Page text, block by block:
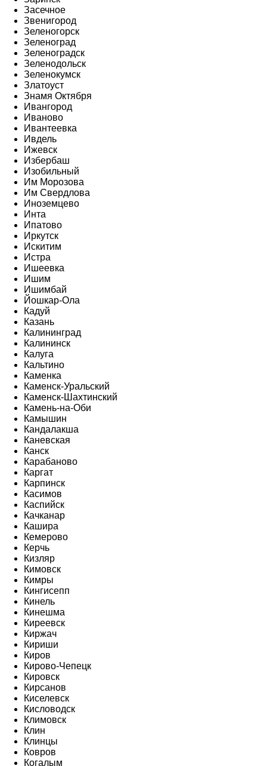
Засечное
Звенигород
Зеленогорск
Зеленоград
Зеленоградск
Зеленодольск
Зеленокумск
Златоуст
Знамя Октября
Ивангород
Иваново
Ивантеевка
Ивдель
Ижевск
Избербаш
Изобильный
Им Морозова
Им Свердлова
Иноземцево
Инта
Ипатово
Иркутск
Искитим
Истра
Ишеевка
Ишим
Ишимбай
Йошкар-Ола
Кадуй
Казань
Калининград
Калининск
Калуга
Кальтино
Каменка
Каменск-Уральский
Каменск-Шахтинский
Камень-на-Оби
Камышин
Кандалакша
Каневская
Канск
Карабаново
Каргат
Карпинск
Касимов
Каспийск
Качканар
Кашира
Кемерово
Керчь
Кизляр
Кимовск
Кимры
Кингисепп
Кинель
Кинешма
Киреевск
Киржач
Кириши
Киров
Кирово-Чепецк
Кировск
Кирсанов
Киселевск
Кисловодск
Климовск
Клин
Клинцы
Ковров
Когалым